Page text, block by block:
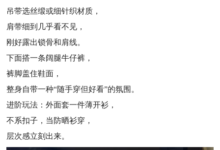
吊带选丝缎或细针织材质，
肩带细到几乎看不见，
刚好露出锁骨和肩线。
下面搭一条阔腿牛仔裤，
裤脚盖住鞋面，
整身自带一种“随手穿但好看”的氛围。
进阶玩法：外面套一件薄开衫，
不系扣子，当防晒衫穿，
层次感立刻出来。